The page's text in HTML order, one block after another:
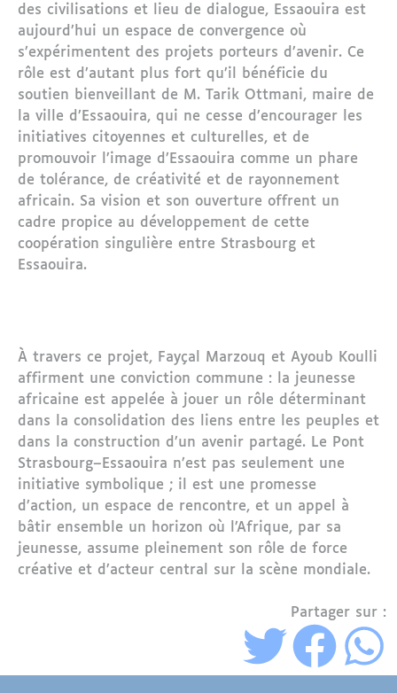
des civilisations et lieu de dialogue, Essaouira est
aujourd’hui un espace de convergence où
s’expérimentent des projets porteurs d’avenir. Ce
rôle est d’autant plus fort qu’il bénéficie du
soutien bienveillant de M. Tarik Ottmani, maire de
la ville d’Essaouira, qui ne cesse d’encourager les
initiatives citoyennes et culturelles, et de
promouvoir l’image d’Essaouira comme un phare
de tolérance, de créativité et de rayonnement
africain. Sa vision et son ouverture offrent un
cadre propice au développement de cette
coopération singulière entre Strasbourg et
Essaouira.
À travers ce projet, Fayçal Marzouq et Ayoub Koulli
affirment une conviction commune : la jeunesse
africaine est appelée à jouer un rôle déterminant
dans la consolidation des liens entre les peuples et
dans la construction d’un avenir partagé. Le Pont
Strasbourg–Essaouira n’est pas seulement une
initiative symbolique ; il est une promesse
d’action, un espace de rencontre, et un appel à
bâtir ensemble un horizon où l’Afrique, par sa
jeunesse, assume pleinement son rôle de force
créative et d’acteur central sur la scène mondiale.
Partager sur :